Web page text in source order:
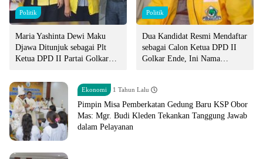
Politik
Maria Yashinta Dewi Maku
Djawa Ditunjuk sebagai Plt
Ketua DPD II Partai Golkar
Politik
Dua Kandidat Resmi Mendaftar
sebagai Calon Ketua DPD II
Golkar Ende, Ini Nama
Ekonomi 1 Tahun Lalu
Pimpin Misa Pemberkatan Gedung Baru KSP Obor
Mas: Mgr. Budi Kleden Tekankan Tanggung Jawab
dalam Pelayanan